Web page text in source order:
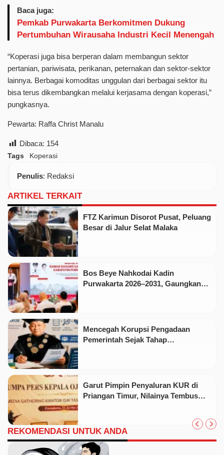
Baca juga:
Pemkab Purwakarta Berkomitmen Dukung
Pertumbuhan Wirausaha Industri Kecil Menengah
“Koperasi juga bisa berperan dalam membangun sektor
pertanian, pariwisata, perikanan, peternakan dan sektor-sektor
lainnya. Berbagai komoditas unggulan dari berbagai sektor itu
bisa terus dikembangkan melalui kerjasama dengan koperasi,”
pungkasnya.
Pewarta: Raffa Christ Manalu
Dibaca: 154
Tags Koperasi
Penulis: Redaksi
ARTIKEL TERKAIT
FTZ Karimun Disorot Pusat, Peluang
Besar di Jalur Selat Malaka
Bos Beye Nahkodai Kadin
Purwakarta 2026–2031, Gaungkan
Mencegah Korupsi Pengadaan
Pemerintah Sejak Tahap
Garut Pimpin Penyaluran KUR di
Priangan Timur, Nilainya Tembus
REKOMENDASI UNTUK ANDA